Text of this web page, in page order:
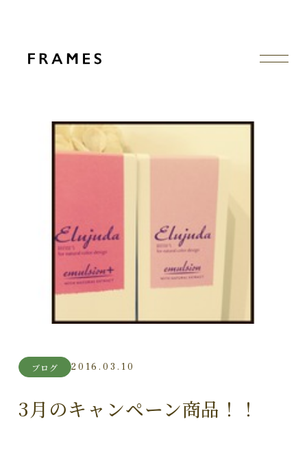
ブログ 2016.03.10
3月のキャンペーン商品！！